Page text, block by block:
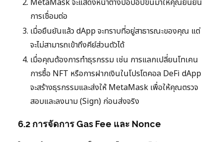
การเชื่อมต่อ
เมื่อยืนยันแล้ว dApp จะทราบที่อยู่สาธารณะของคุณ แต่
จะไม่สามารถเข้าถึงคีย์ส่วนตัวได้
เมื่อคุณต้องการทำธุรกรรม เช่น การแลกเปลี่ยนโทเคน
การซื้อ NFT หรือการฝากเงินในโปรโตคอล DeFi dApp
จะสร้างธุรกรรมและส่งให้ MetaMask เพื่อให้คุณตรวจ
สอบและลงนาม (Sign) ก่อนส่งจริง
6.2 การจัดการ Gas Fee และ Nonce